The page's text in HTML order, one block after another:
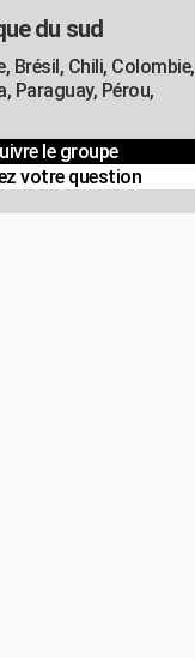
du sud
Brésil, Chili, Colombie,
Paraguay, Pérou,
le groupe
votre question